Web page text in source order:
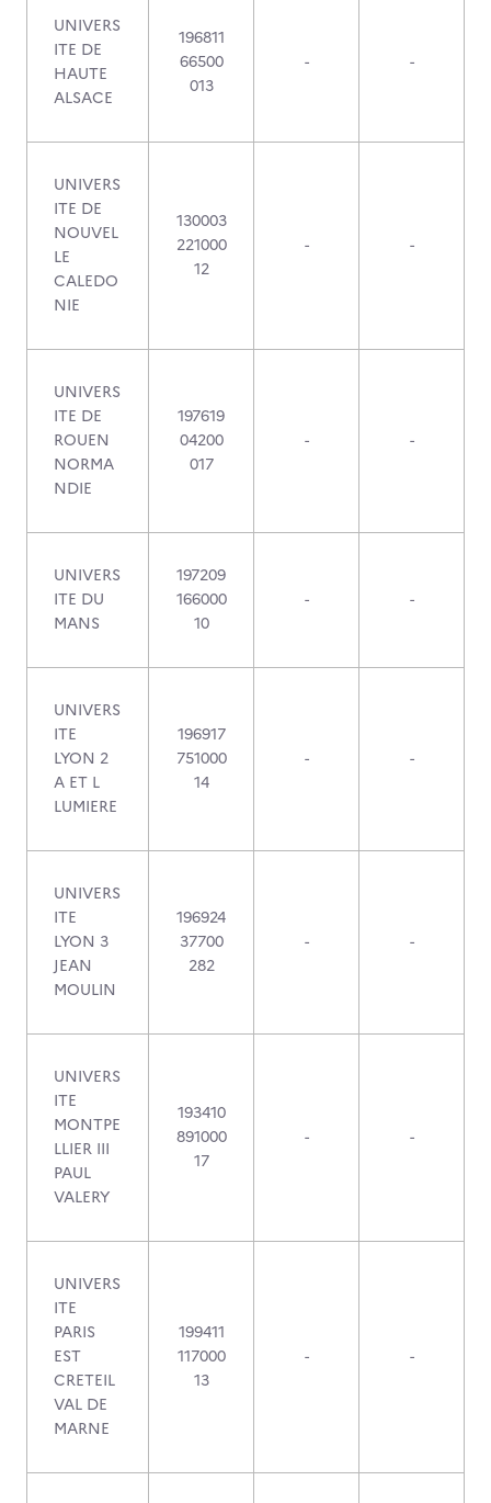
UNIVERS
ITE DE
HAUTE
ALSACE
196811
66500
013
- -
UNIVERS
ITE DE
NOUVEL
LE
CALEDO
NIE
130003
221000
12
- -
UNIVERS
ITE DE
ROUEN
NORMA
NDIE
197619
04200
017
- -
UNIVERS
ITE DU
MANS
197209
166000
10
- -
UNIVERS
ITE
LYON 2
A ET L
LUMIERE
196917
751000
14
- -
UNIVERS
ITE
LYON 3
JEAN
MOULIN
196924
37700
282
- -
UNIVERS
ITE
MONTPE
LLIER III
PAUL
VALERY
193410
891000
17
- -
UNIVERS
ITE
PARIS
EST
CRETEIL
VAL DE
MARNE
199411
117000
13
- -